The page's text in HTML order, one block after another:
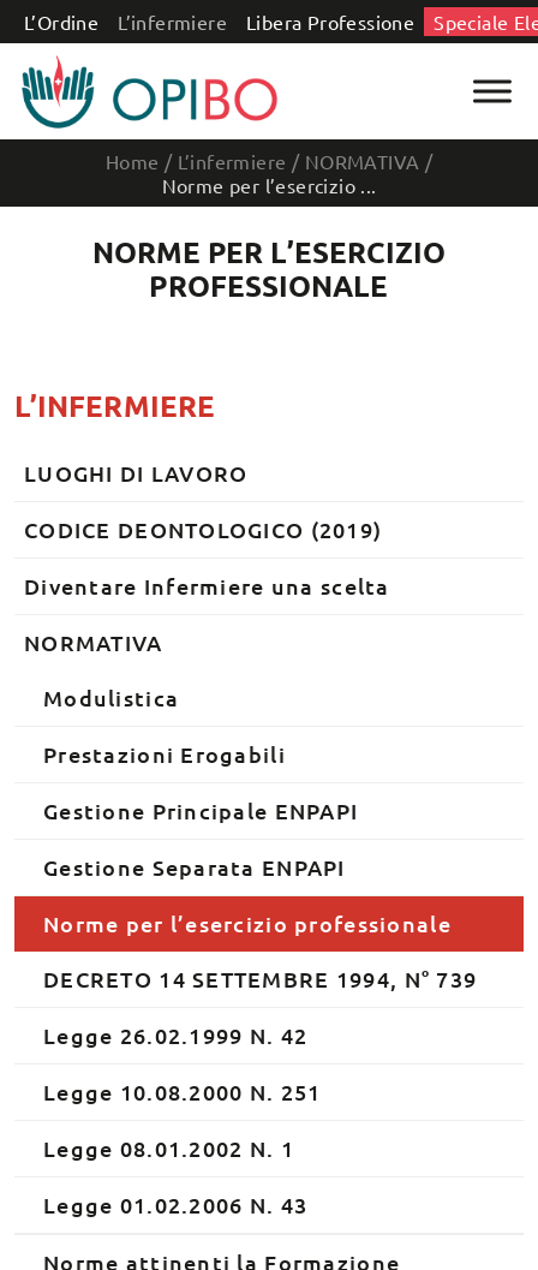
Salta al contenuto
L’Ordine L’infermiere Libera Professione Speciale
Home / L’infermiere / NORMATIVA /
Norme per l’esercizio ...
NORME PER L’ESERCIZIO
PROFESSIONALE
L’INFERMIERE
LUOGHI DI LAVORO
CODICE DEONTOLOGICO (2019)
Diventare Infermiere una scelta
NORMATIVA
Modulistica
Prestazioni Erogabili
Gestione Principale ENPAPI
Gestione Separata ENPAPI
Norme per l’esercizio professionale
DECRETO 14 SETTEMBRE 1994, N° 739
Legge 26.02.1999 N. 42
Legge 10.08.2000 N. 251
Legge 08.01.2002 N. 1
Legge 01.02.2006 N. 43
Norme attinenti la Formazione